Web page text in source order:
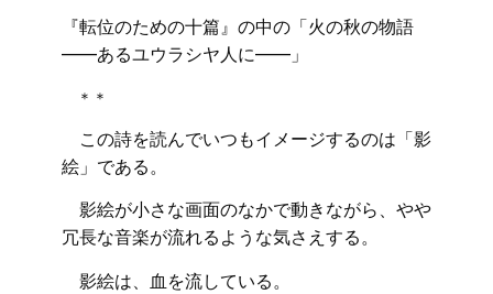
『転位のための十篇』の中の「火の秋の物語
――あるユウラシヤ人に――」
＊＊
この詩を読んでいつもイメージするのは「影
絵」である。
影絵が小さな画面のなかで動きながら、やや
冗長な音楽が流れるような気さえする。
影絵は、血を流している。